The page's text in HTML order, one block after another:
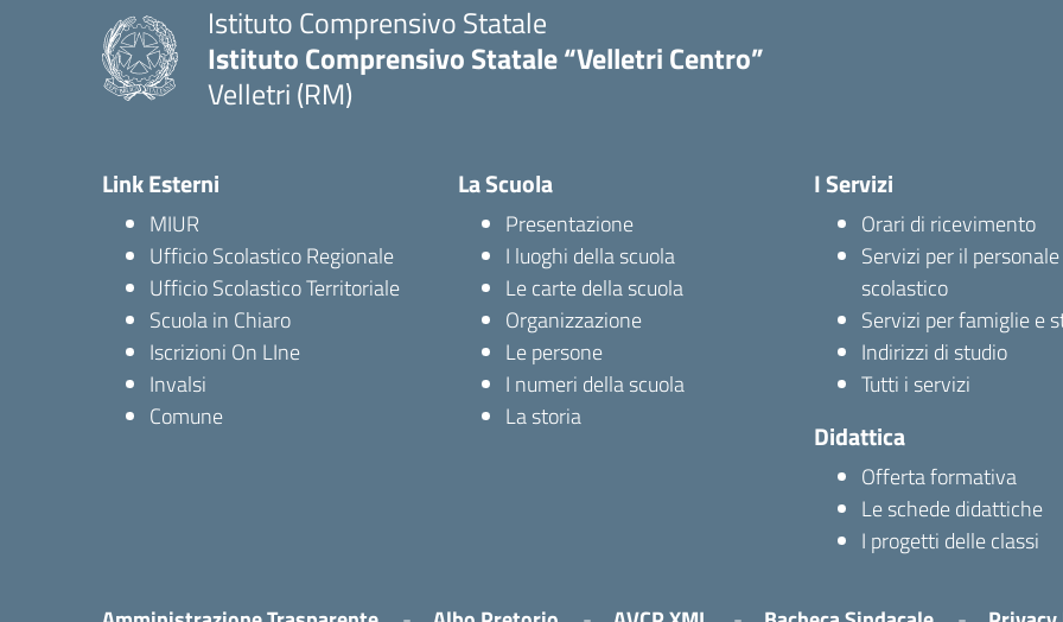
Istituto Comprensivo Statale
Istituto Comprensivo Statale “Velletri Centro”
Velletri (RM)
Link Esterni
MIUR
Ufficio Scolastico Regionale
Ufficio Scolastico Territoriale
Scuola in Chiaro
Iscrizioni On LIne
Invalsi
Comune
La Scuola
Presentazione
I luoghi della scuola
Le carte della scuola
Organizzazione
Le persone
I numeri della scuola
La storia
I Servizi
Orari di ricevimento
Servizi per il personale
scolastico
Servizi per famiglie e
Indirizzi di studio
Tutti i servizi
Didattica
Offerta formativa
Le schede didattiche
I progetti delle classi